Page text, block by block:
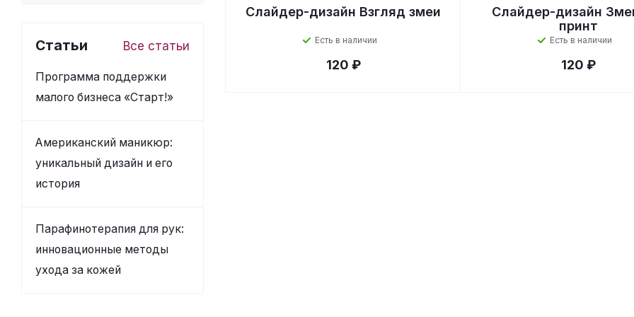
Слайдер-дизайн Взгляд змеи
Есть в наличии
120 ₽
Слайдер-дизайн
принт
Есть в наличии
120 ₽
Статьи Все статьи
Программа поддержки
малого бизнеса «Старт!»
Американский маникюр:
уникальный дизайн и его
история
Парафинотерапия для рук:
инновационные методы
ухода за кожей